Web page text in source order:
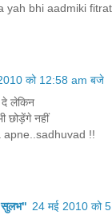
yah bhi aadmiki
को 12:58 am बजे
लेकिन
छोड़ेंगे नहीं
apne..sadhuvad !!
24 मई 2010 को